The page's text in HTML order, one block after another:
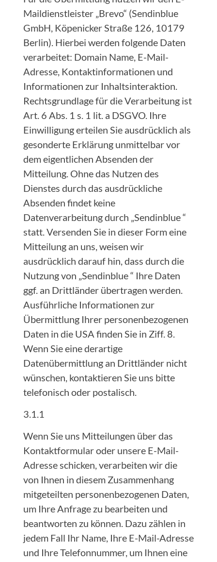
Maildienstleister „Brevo“ (Sendinblue
GmbH, Köpenicker Straße 126, 10179
Berlin). Hierbei werden folgende Daten
verarbeitet: Domain Name, E-Mail-
Adresse, Kontaktinformationen und
Informationen zur Inhaltsinteraktion.
Rechtsgrundlage für die Verarbeitung ist
Art. 6 Abs. 1 s. 1 lit. a DSGVO. Ihre
Einwilligung erteilen Sie ausdrücklich als
gesonderte Erklärung unmittelbar vor
dem eigentlichen Absenden der
Mitteilung. Ohne das Nutzen des
Dienstes durch das ausdrückliche
Absenden findet keine
Datenverarbeitung durch „Sendinblue “
statt. Versenden Sie in dieser Form eine
Mitteilung an uns, weisen wir
ausdrücklich darauf hin, dass durch die
Nutzung von „Sendinblue “ Ihre Daten
ggf. an Drittländer übertragen werden.
Ausführliche Informationen zur
Übermittlung Ihrer personenbezogenen
Daten in die USA finden Sie in Ziff. 8.
Wenn Sie eine derartige
Datenübermittlung an Drittländer nicht
wünschen, kontaktieren Sie uns bitte
telefonisch oder postalisch.
3.1.1
Wenn Sie uns Mitteilungen über das
Kontaktformular oder unsere E-Mail-
Adresse schicken, verarbeiten wir die
von Ihnen in diesem Zusammenhang
mitgeteilten personenbezogenen Daten,
um Ihre Anfrage zu bearbeiten und
beantworten zu können. Dazu zählen in
jedem Fall Ihr Name, Ihre E-Mail-Adresse
und Ihre Telefonnummer, um Ihnen eine